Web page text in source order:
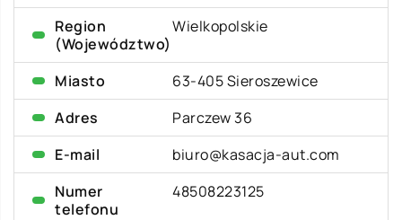
Region
(Województwo)
Wielkopolskie
Miasto
63-405 Sieroszewice
Adres
Parczew 36
E-mail
biuro@kasacja-aut.com
Numer
telefonu
48508223125